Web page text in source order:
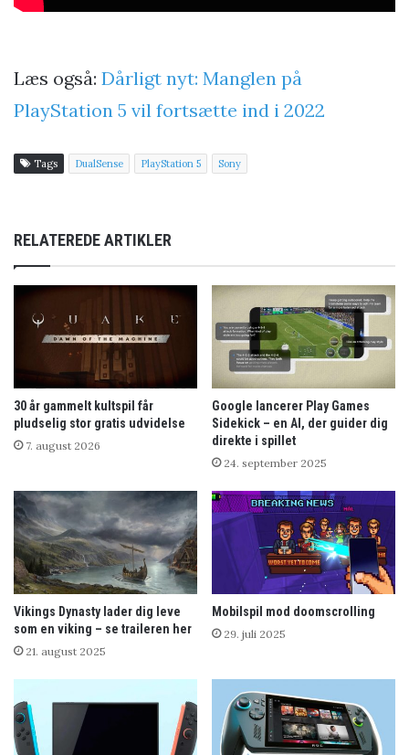
Læs også: Dårligt nyt: Manglen på
PlayStation 5 vil fortsætte ind i 2022
Tags DualSense PlayStation 5 Sony
RELATEREDE ARTIKLER
30 år gammelt kultspil får
pludselig stor gratis udvidelse
7. august 2026
Google lancerer Play Games
Sidekick – en AI, der guider dig
direkte i spillet
24. september 2025
Vikings Dynasty lader dig leve
som en viking – se traileren her
21. august 2025
Mobilspil mod doomscrolling
29. juli 2025